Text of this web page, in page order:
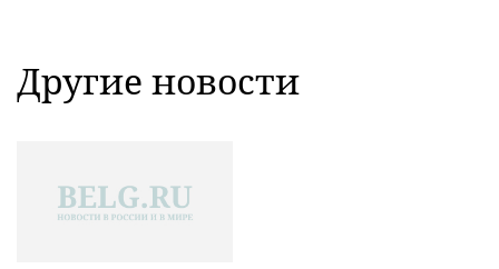
Другие новости